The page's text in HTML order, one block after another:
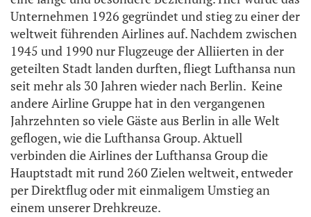
Unternehmen 1926 gegründet und stieg zu einer der
weltweit führenden Airlines auf. Nachdem zwischen
1945 und 1990 nur Flugzeuge der Alliierten in der
geteilten Stadt landen durften, fliegt Lufthansa nun
seit mehr als 30 Jahren wieder nach Berlin. Keine
andere Airline Gruppe hat in den vergangenen
Jahrzehnten so viele Gäste aus Berlin in alle Welt
geflogen, wie die Lufthansa Group. Aktuell
verbinden die Airlines der Lufthansa Group die
Hauptstadt mit rund 260 Zielen weltweit, entweder
per Direktflug oder mit einmaligem Umstieg an
einem unserer Drehkreuze.